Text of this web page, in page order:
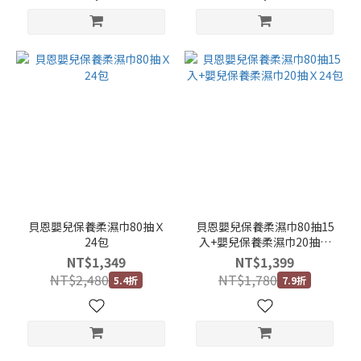
貝恩嬰兒保養柔濕巾80抽Ｘ
24包
NT$1,349
NT$2,480 5.4折
貝恩嬰兒保養柔濕巾80抽15
入+嬰兒保養柔濕巾20抽Ｘ
24包
NT$1,399
NT$1,780 7.9折